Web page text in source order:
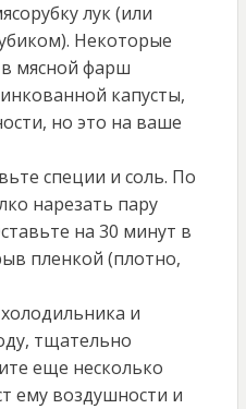
лук (или
Некоторые
мясной фарш
капусты,
но это на ваше
специи и соль. По
нарезать пару
на 30 минут в
пленкой (плотно,
и
тщательно
еще несколько
ему воздушности и